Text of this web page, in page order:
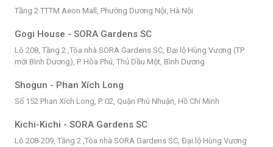
Tầng 2 TTTM Aeon Mall, Phường Dương Nội, Hà Nội
Gogi House - SORA Gardens SC
Lô 208, Tầng 2 ,Tòa nhà SORA Gardens SC, Đại lộ Hùng Vương (TP
mới Bình Dương), P. Hòa Phú, Thủ Dầu Một, Bình Dương
Shogun - Phan Xích Long
Số 152 Phan Xích Long, P. 02, Quận Phú Nhuận, Hồ Chí Minh
Kichi-Kichi - SORA Gardens SC
Lô 208-209, Tầng 2 ,Tòa nhà SORA Gardens SC, Đại lộ Hùng Vương